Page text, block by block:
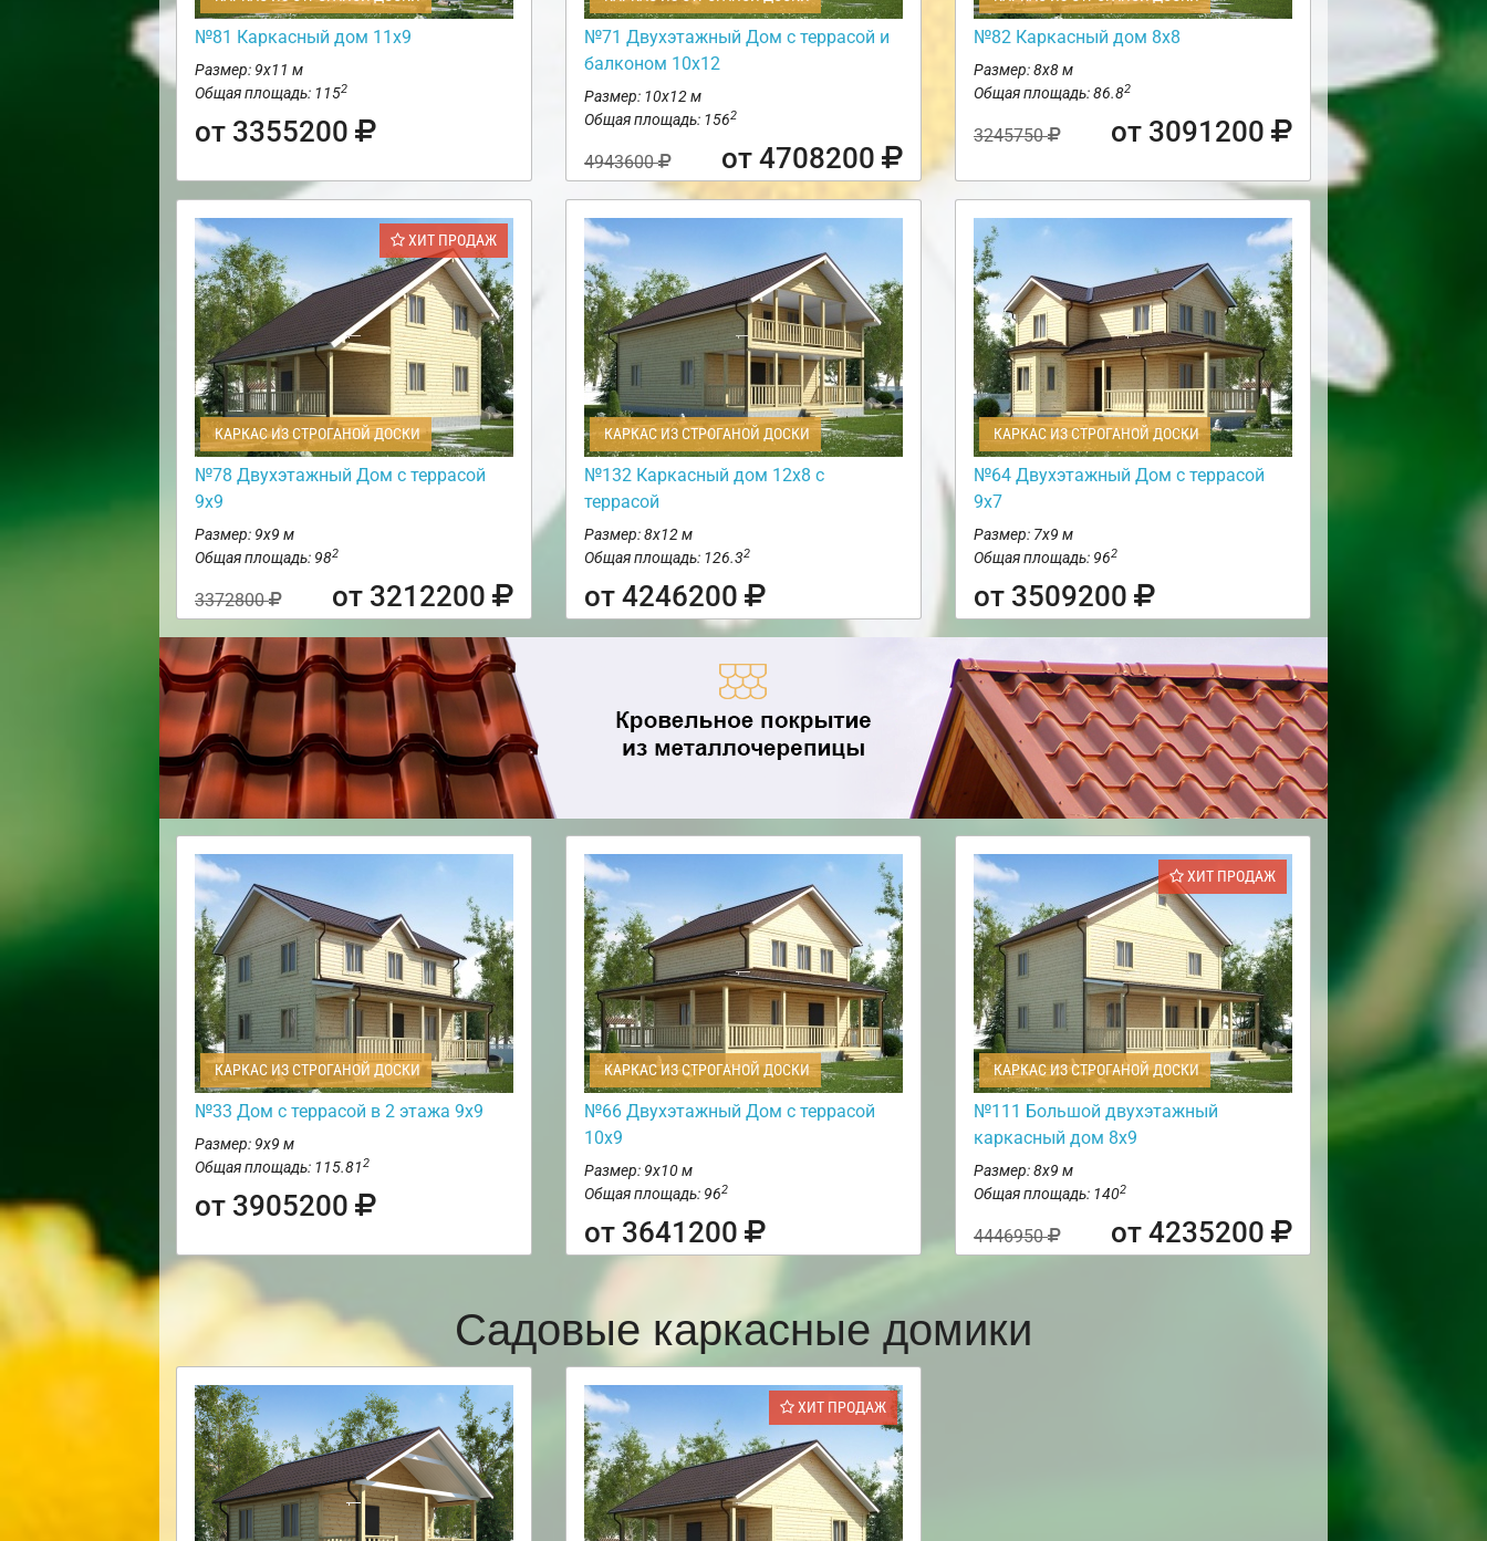
№81 Каркасный дом 11х9
Размер: 9х11 м
Общая площадь: 1152
от 3355200
№71 Двухэтажный Дом с террасой и
балконом 10х12
Размер: 10х12 м
Общая площадь: 1562
4943600 от 4708200
№82 Каркасный дом 8х8
Размер: 8х8 м
Общая площадь: 86.82
3245750 от 3091200
ХИТ ПРОДАЖ
КАРКАС ИЗ СТРОГАНОЙ ДОСКИ
№78 Двухэтажный Дом с террасой
9х9
Размер: 9х9 м
Общая площадь: 982
3372800 от 3212200
КАРКАС ИЗ СТРОГАНОЙ ДОСКИ
№132 Каркасный дом 12х8 с
террасой
Размер: 8х12 м
Общая площадь: 126.32
от 4246200
КАРКАС ИЗ СТРОГАНОЙ ДОСКИ
№64 Двухэтажный Дом с террасой
9х7
Размер: 7х9 м
Общая площадь: 962
от 3509200
КАРКАС ИЗ СТРОГАНОЙ ДОСКИ
№33 Дом с террасой в 2 этажа 9х9
Размер: 9х9 м
Общая площадь: 115.812
от 3905200
КАРКАС ИЗ СТРОГАНОЙ ДОСКИ
№66 Двухэтажный Дом с террасой
10х9
Размер: 9х10 м
Общая площадь: 962
от 3641200
ХИТ ПРОДАЖ
КАРКАС ИЗ СТРОГАНОЙ ДОСКИ
№111 Большой двухэтажный
каркасный дом 8х9
Размер: 8х9 м
Общая площадь: 1402
4446950 от 4235200
Садовые каркасные домики
ХИТ ПРОДАЖ